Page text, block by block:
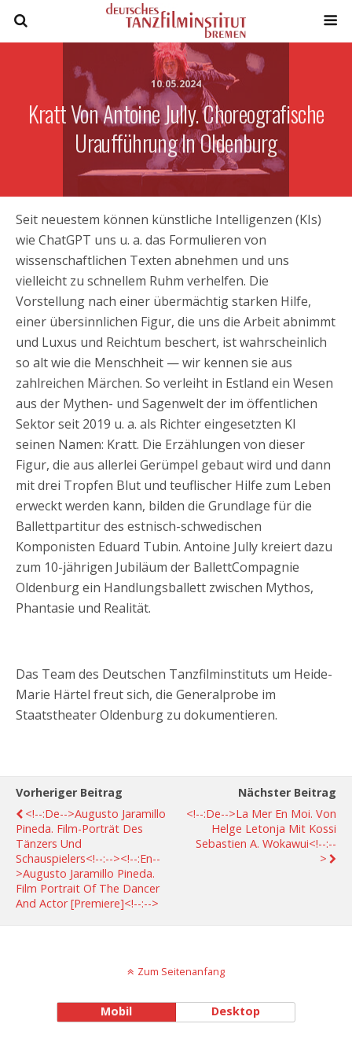
10.05.2024
Kratt Von Antoine Jully. Choreografische
Uraufführung In Oldenburg
Seit neuestem können künstliche Intelligenzen (KIs)
wie ChatGPT uns u. a. das Formulieren von
wissenschaftlichen Texten abnehmen und uns
vielleicht zu schnellem Ruhm verhelfen. Die
Vorstellung nach einer übermächtig starken Hilfe,
einer übersinnlichen Figur, die uns die Arbeit abnimmt
und Luxus und Reichtum beschert, ist wahrscheinlich
so alt wie die Menschheit — wir kennen sie aus
zahlreichen Märchen. So verleiht in Estland ein Wesen
aus der Mythen- und Sagenwelt der im öffentlichen
Sektor seit 2019 u. a. als Richter eingesetzten KI
seinen Namen: Kratt. Die Erzählungen von dieser
Figur, die aus allerlei Gerümpel gebaut wird und dann
mit drei Tropfen Blut und teuflischer Hilfe zum Leben
erweckt werden kann, bilden die Grundlage für die
Ballettpartitur des estnisch-schwedischen
Komponisten Eduard Tubin. Antoine Jully kreiert dazu
zum 10-jährigen Jubiläum der BallettCompagnie
Oldenburg ein Handlungsballett zwischen Mythos,
Phantasie und Realität.
Das Team des Deutschen Tanzfilminstituts um Heide-
Marie Härtel freut sich, die Generalprobe im
Staatstheater Oldenburg zu dokumentieren.
Vorheriger Beitrag
<!--:de-->Augusto Jaramillo
Pineda. Film-Porträt Des
Tänzers Und
Schauspielers<!--:--><!--:en--
>Augusto Jaramillo Pineda.
Film Portrait Of The Dancer
And Actor [Premiere]<!--:-->
Nächster Beitrag
<!--:de-->La Mer En Moi. Von
Helge Letonja Mit Kossi
Sebastien A. Wokawui<!--:--
>
Zum Seitenanfang
Mobil Desktop